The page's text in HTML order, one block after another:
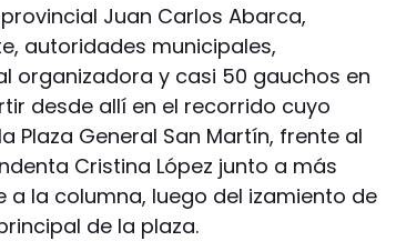
Juan Carlos Abarca,
autoridades municipales,
organizadora y casi 50 gauchos en
desde allí en el recorrido cuyo
Plaza General San Martín, frente al
Cristina López junto a más
la columna, luego del izamiento de
de la plaza.